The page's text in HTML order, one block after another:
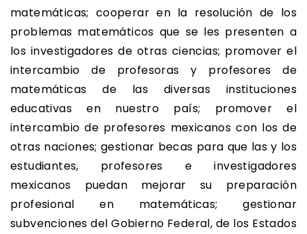
matemáticas; cooperar en la resolución de los
problemas matemáticos que se les presenten a
los investigadores de otras ciencias; promover el
intercambio de profesoras y profesores de
matemáticas de las diversas instituciones
educativas en nuestro país; promover el
intercambio de profesores mexicanos con los de
otras naciones; gestionar becas para que las y los
estudiantes, profesores e investigadores
mexicanos puedan mejorar su preparación
profesional en matemáticas; gestionar
subvenciones del Gobierno Federal, de los Estados